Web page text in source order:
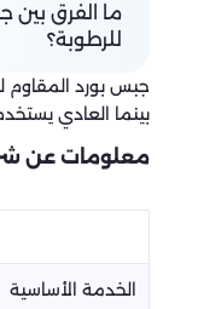
ما الفرق بين
للرطوبة؟
جبس بورد
بينما العادي
معلومات عن
الخدمة الأساسية